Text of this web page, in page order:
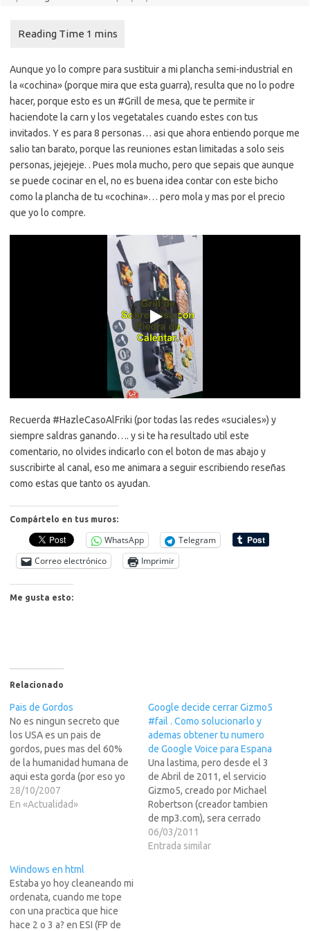
Aunque yo lo compre para sustituir a mi plancha semi-industrial en
la «cochina» (porque mira que esta guarra), resulta que no lo podre
hacer, porque esto es un #Grill​ de mesa, que te permite ir
haciendote la carn y los vegetatales cuando estes con tus
invitados. Y es para 8 personas… asi que ahora entiendo porque me
salio tan barato, porque las reuniones estan limitadas a solo seis
personas, jejejeje. . Pues mola mucho, pero que sepais que aunque
se puede cocinar en el, no es buena idea contar con este bicho
como la plancha de tu «cochina»… pero mola y mas por el precio
que yo lo compre.
Recuerda #HazleCasoAlFriki​ (por todas las redes «suciales») y
siempre saldras ganando…. y si te ha resultado util este
comentario, no olvides indicarlo con el boton de mas abajo y
suscribirte al canal, eso me animara a seguir escribiendo reseñas
como estas que tanto os ayudan.
Compártelo en tus muros:
WhatsApp
Telegram
Correo electrónico
Imprimir
Me gusta esto:
Relacionado
Pais de Gordos
No es ningun secreto que
los USA es un pais de
gordos, pues mas del 60%
de la humanidad humana de
aqui esta gorda (por eso yo
paso tan desapercibido, y
eso que no soy un gordo
28/10/2007
En «Actualidad»
Google decide cerrar Gizmo5
#fail . Como solucionarlo y
ademas obtener tu numero
de Google Voice para Espana
Una lastima, pero desde el 3
de Abril de 2011, el servicio
Gizmo5, creado por Michael
Robertson (creador tambien
de mp3.com), sera cerrado
por Google.Y porque pongo
#fail para Twitter aqui? Pues
06/03/2011
Entrada similar
Windows en html
Estaba yo hoy cleaneando mi
ordenata, cuando me tope
con una practica que hice
hace 2 o 3 a? en ESI (FP de